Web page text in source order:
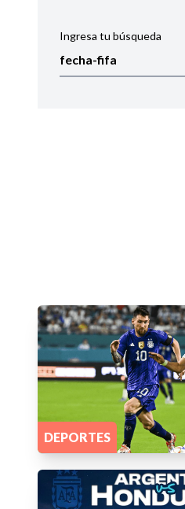
Ingresa tu búsqueda
DEPORTES